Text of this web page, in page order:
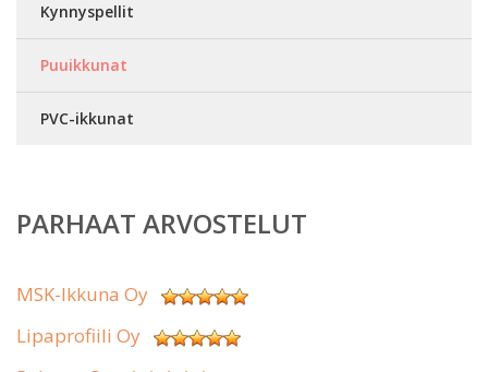
Kynnyspellit
Puuikkunat
PVC-ikkunat
PARHAAT ARVOSTELUT
MSK-Ikkuna Oy
Lipaprofiili Oy